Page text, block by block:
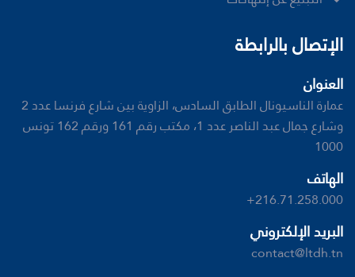
الإتصال بالرابطة
العنوان
عمارة الناسيونال الطابق السادس، الزاوية بين شارع فرنسا عدد 2
وشارع جمال عبد الناصر عدد 1، مكتب رقم 161 ورقم 162 تونس
1000
الهاتف
+216.71.258.000
البريد الإلكتروني
contact@ltdh.tn